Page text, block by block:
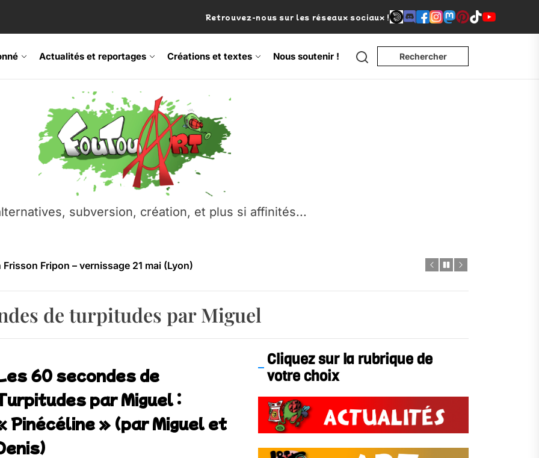
Retrouvez-nous sur les réseaux sociaux !
Actualités et reportages Créations et textes Nous soutenir ! Search Rechercher
subversion, création, et plus si affinités...
Fripon – vernissage 21 mai (Lyon)
Festival – Samedi 18 juillet (Vaulx-en-Velin)
Ŝtono, un livre réalisé par Michaël Moretti & Pierre Lacôte
contre l’A412 à l’Établi (Haute-Savoie)
Fripon – vernissage 21 mai (Lyon)
Festival – Samedi 18 juillet (Vaulx-en-Velin)
de turpitudes par Miguel
60 secondes de
par Miguel :
Pinécéline » (par Miguel et
Cliquez sur la rubrique de
votre choix